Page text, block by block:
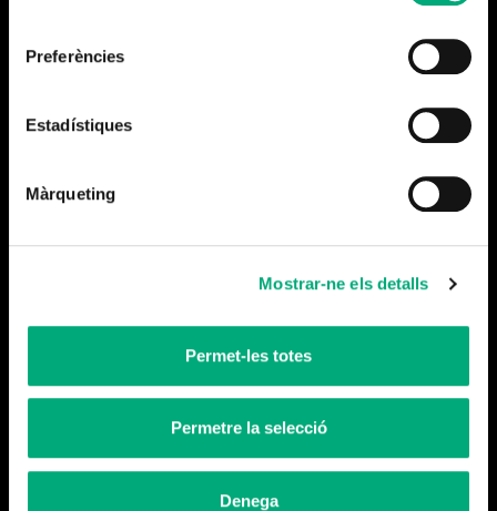
Preferències
Estadístiques
Màrqueting
Mostrar-ne els detalls
Permet-les totes
Permetre la selecció
Denega
Tanquem temporada
Llegeix-ne més